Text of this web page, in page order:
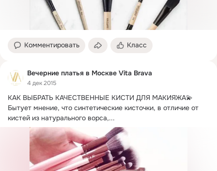
Комментировать Класс
Вечерние платья в Москве Vita Brava
4 дек 2015
КАК ВЫБРАТЬ КАЧЕСТВЕННЫЕ КИСТИ ДЛЯ МАКИЯЖА💫
Бытует мнение, что синтетические кисточки, в отличие от
кистей из натурального ворса,...